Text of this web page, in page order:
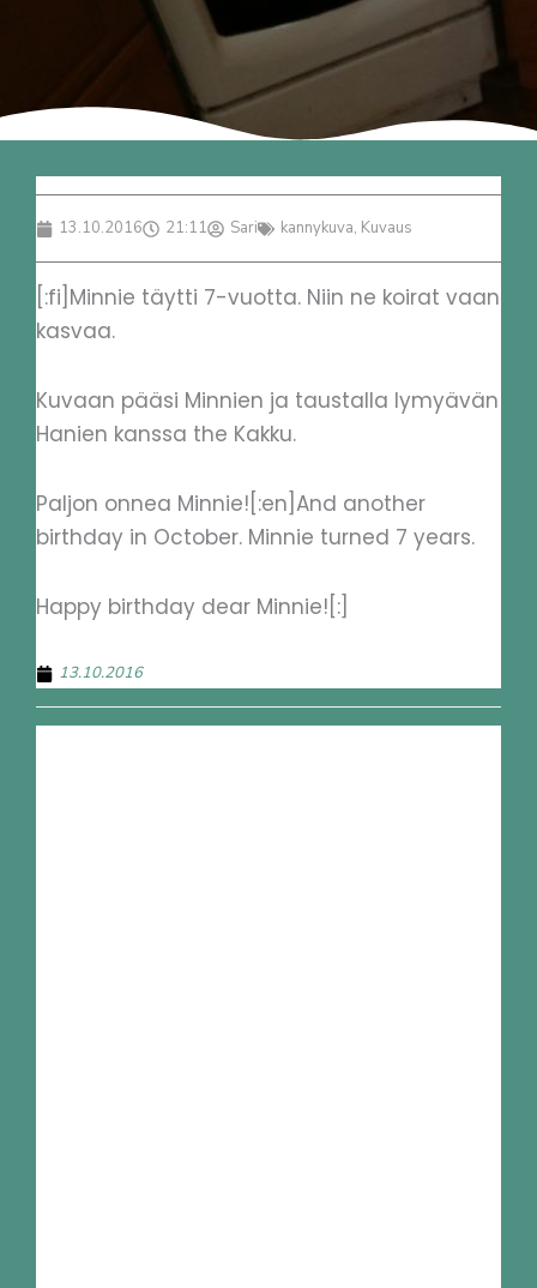
13.10.2016 21:11 Sari kannykuva, Kuvaus
[:fi]Minnie täytti 7-vuotta. Niin ne koirat vaan
kasvaa.
Kuvaan pääsi Minnien ja taustalla lymyävän
Hanien kanssa the Kakku.
Paljon onnea Minnie![:en]And another
birthday in October. Minnie turned 7 years.
Happy birthday dear Minnie![:]
13.10.2016